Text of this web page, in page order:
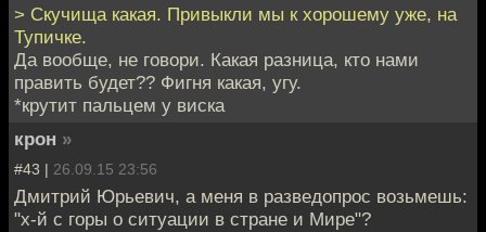
> Скучища какая. Привыкли мы к хорошему уже, на
Тупичке.
Да вообще, не говори. Какая разница, кто нами
править будет?? Фигня какая, угу.
*крутит пальцем у виска
крон »
#43 | 26.09.15 23:56
Дмитрий Юрьевич, а меня в разведопрос возьмешь:
"х-й с горы о ситуации в стране и Мире"?